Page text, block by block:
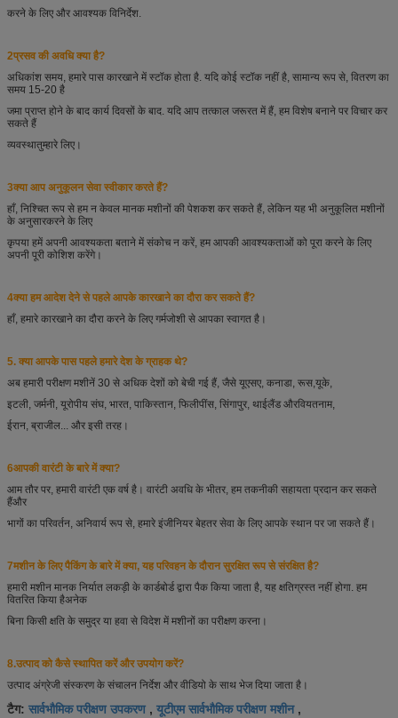
करने के लिए और आवश्यक विनिर्देश.
2प्रसव की अवधि क्या है?
अधिकांश समय, हमारे पास कारखाने में स्टॉक होता है. यदि कोई स्टॉक नहीं है, सामान्य रूप से, वितरण का
समय 15-20 है
जमा प्राप्त होने के बाद कार्य दिवसों के बाद. यदि आप तत्काल जरूरत में हैं, हम विशेष बनाने पर विचार कर
सकते हैं
व्यवस्थातुम्हारे लिए।
3क्या आप अनुकूलन सेवा स्वीकार करते हैं?
हाँ, निश्चित रूप से हम न केवल मानक मशीनों की पेशकश कर सकते हैं, लेकिन यह भी अनुकूलित मशीनों
के अनुसारकरने के लिए
कृपया हमें अपनी आवश्यकता बताने में संकोच न करें, हम आपकी आवश्यकताओं को पूरा करने के लिए
अपनी पूरी कोशिश करेंगे।
4क्या हम आदेश देने से पहले आपके कारखाने का दौरा कर सकते हैं?
हाँ, हमारे कारखाने का दौरा करने के लिए गर्मजोशी से आपका स्वागत है।
5. क्या आपके पास पहले हमारे देश के ग्राहक थे?
अब हमारी परीक्षण मशीनें 30 से अधिक देशों को बेची गई हैं, जैसे यूएसए, कनाडा, रूस,यूके,
इटली, जर्मनी, यूरोपीय संघ, भारत, पाकिस्तान, फिलीपींस, सिंगापुर, थाईलैंड औरवियतनाम,
ईरान, ब्राजील... और इसी तरह।
6आपकी वारंटी के बारे में क्या?
आम तौर पर, हमारी वारंटी एक वर्ष है। वारंटी अवधि के भीतर, हम तकनीकी सहायता प्रदान कर सकते
हैंऔर
भागों का परिवर्तन, अनिवार्य रूप से, हमारे इंजीनियर बेहतर सेवा के लिए आपके स्थान पर जा सकते हैं।
7मशीन के लिए पैकिंग के बारे में क्या, यह परिवहन के दौरान सुरक्षित रूप से संरक्षित है?
हमारी मशीन मानक निर्यात लकड़ी के कार्डबोर्ड द्वारा पैक किया जाता है, यह क्षतिग्रस्त नहीं होगा. हम
वितरित किया हैअनेक
बिना किसी क्षति के समुद्र या हवा से विदेश में मशीनों का परीक्षण करना।
8.उत्पाद को कैसे स्थापित करें और उपयोग करें?
उत्पाद अंग्रेजी संस्करण के संचालन निर्देश और वीडियो के साथ भेज दिया जाता है।
टैग: सार्वभौमिक परीक्षण उपकरण , यूटीएम सार्वभौमिक परीक्षण मशीन,